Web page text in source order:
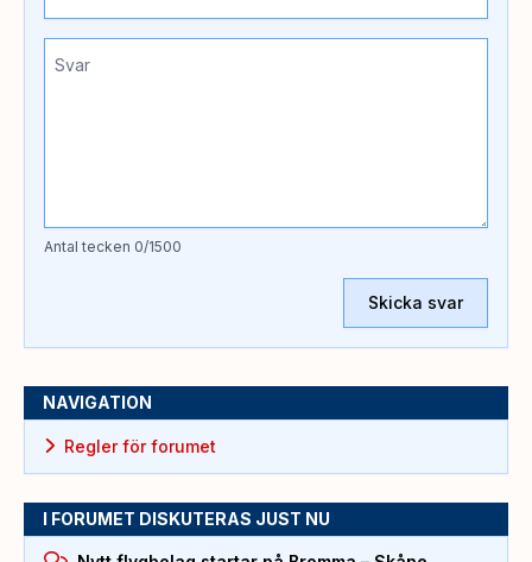
Antal tecken 0/1500
Skicka svar
NAVIGATION
Regler för forumet
I FORUMET DISKUTERAS JUST NU